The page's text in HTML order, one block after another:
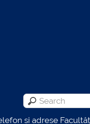
si adrese